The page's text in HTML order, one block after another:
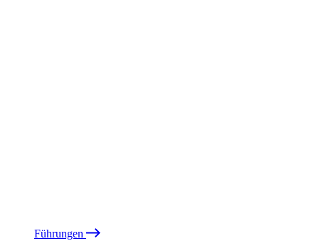
Führungen